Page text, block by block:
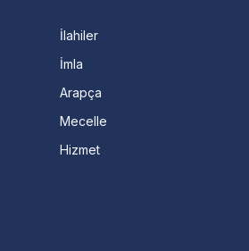
İlahiler
İmla
Arapça
Mecelle
Hizmet